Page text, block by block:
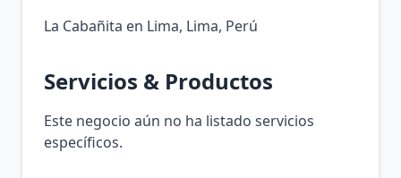
La Cabañita en Lima, Lima, Perú
Servicios & Productos
Este negocio aún no ha listado servicios
específicos.